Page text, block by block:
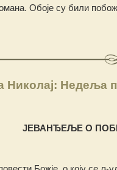
Обоје су били
Николај: Недеља
ЈЕВАНЂЕЉЕ О